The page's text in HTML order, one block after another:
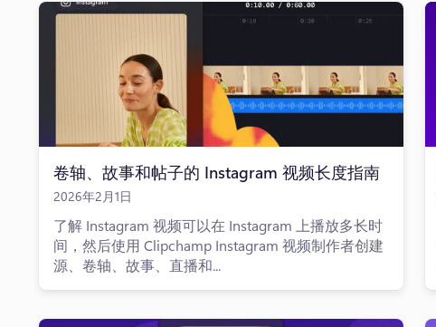
卷轴、故事和帖子的 Instagram 视频长度指南
2026年2月1日
了解 Instagram 视频可以在 Instagram 上播放多长时
间，然后使用 Clipchamp Instagram 视频制作者创建
源、卷轴、故事、直播和...